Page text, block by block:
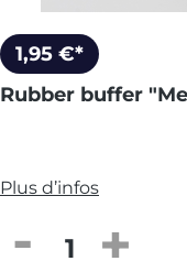
1,95 €*
Rubber buffer
Plus d’infos
Quantité de